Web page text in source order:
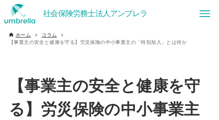
ホーム
コラム
【事業主の安全と健康を守る】労災保険の中小事業主の「特別加入」とは何か
【事業主の安全と健康を守
る】労災保険の中小事業主